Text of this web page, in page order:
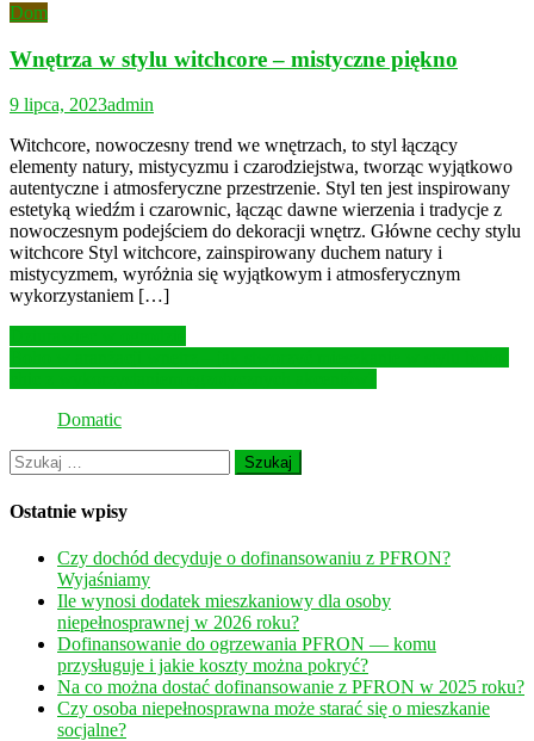
Dom
Wnętrza w stylu witchcore – mistyczne piękno
9 lipca, 2023admin
Witchcore, nowoczesny trend we wnętrzach, to styl łączący
elementy natury, mistycyzmu i czarodziejstwa, tworząc wyjątkowo
autentyczne i atmosferyczne przestrzenie. Styl ten jest inspirowany
estetyką wiedźm i czarownic, łącząc dawne wierzenia i tradycje z
nowoczesnym podejściem do dekoracji wnętrz. Główne cechy stylu
witchcore Styl witchcore, zainspirowany duchem natury i
mistycyzmem, wyróżnia się wyjątkowym i atmosferycznym
wykorzystaniem […]
Nawigacja
wpisu
Domatic
Szukaj:
Ostatnie wpisy
Czy dochód decyduje o dofinansowaniu z PFRON?
Wyjaśniamy
Ile wynosi dodatek mieszkaniowy dla osoby
niepełnosprawnej w 2026 roku?
Dofinansowanie do ogrzewania PFRON — komu
przysługuje i jakie koszty można pokryć?
Na co można dostać dofinansowanie z PFRON w 2025 roku?
Czy osoba niepełnosprawna może starać się o mieszkanie
socjalne?